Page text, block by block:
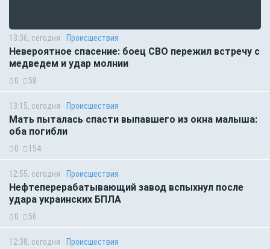
13:36, сегодня Происшествия
Невероятное спасение: боец СВО пережил встречу с
медведем и удар молнии
0 58
13:15, сегодня Происшествия
Мать пыталась спасти выпавшего из окна малыша:
оба погибли
0 154
12:55, сегодня Происшествия
Нефтеперерабатывающий завод вспыхнул после
удара украинских БПЛА
0 56
12:38, сегодня Происшествия